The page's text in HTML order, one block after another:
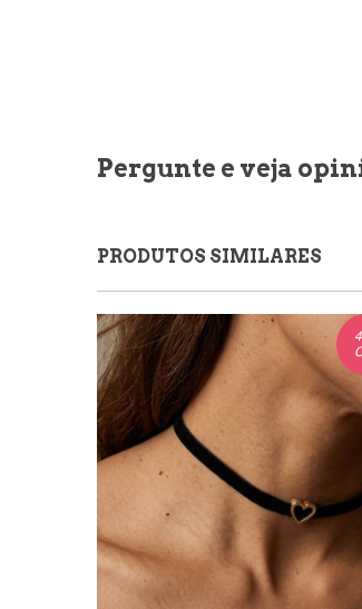
Pergunte e veja
PRODUTOS SIMILARES